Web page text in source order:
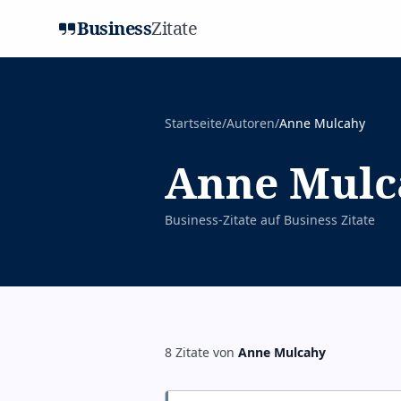
BusinessZitate
Startseite/Autoren/Anne Mulcahy
Anne
Business-Zitate auf Business Zitate
8 Zitate von Anne Mulcahy